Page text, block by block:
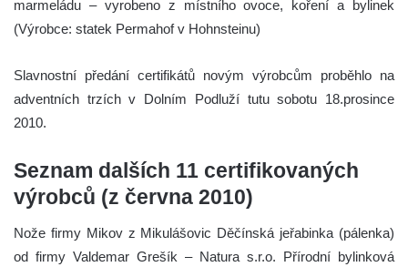
marmeládu – vyrobeno z místního ovoce, koření a bylinek
(Výrobce: statek Permahof v Hohnsteinu)
Slavnostní předání certifikátů novým výrobcům proběhlo na
adventních trzích v Dolním Podluží tutu sobotu 18.prosince
2010.
Seznam dalších 11 certifikovaných
výrobců (z června 2010)
Nože firmy Mikov z Mikulášovic Děčínská jeřabinka (pálenka)
od firmy Valdemar Grešík – Natura s.r.o. Přírodní bylinková